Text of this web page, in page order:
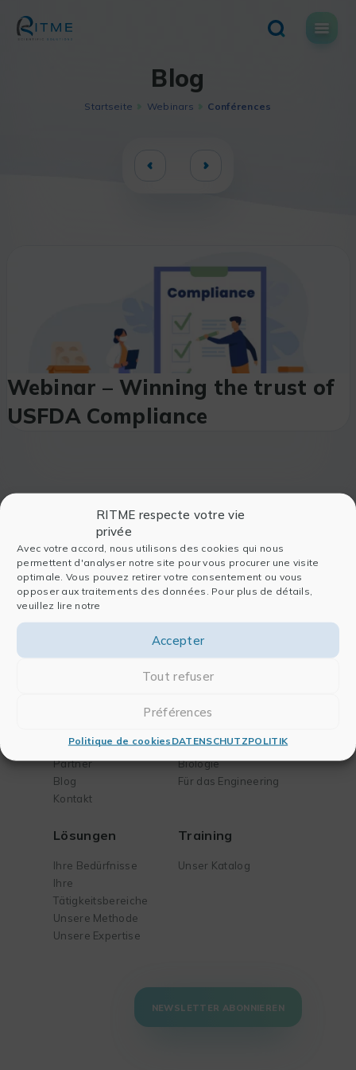
RITME respecte votre vie
privée
Avec votre accord, nous utilisons des cookies qui nous
permettent d'analyser notre site pour vous procurer une visite
optimale. Vous pouvez retirer votre consentement ou vous
opposer aux traitements des données. Pour plus de détails,
veuillez lire notre
Accepter
Tout refuser
Préférences
Politique de cookies DATENSCHUTZPOLITIK
content
Blog
Startseite Webinars Conférences
Webinar – Winning the trust of
USFDA Compliance
Unser Team
Partner
Blog
Kontakt
Software
Für die Datenanalyse
Für Chemie und
Biologie
Für das Engineering
Lösungen
Ihre Bedürfnisse
Ihre
Tätigkeitsbereiche
Unsere Methode
Unsere Expertise
Training
Unser Katalog
NEWSLETTER ABONNIEREN